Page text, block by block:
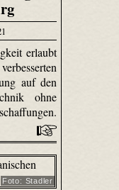
erlaubt
auf den
ohne
Foto: Stadler